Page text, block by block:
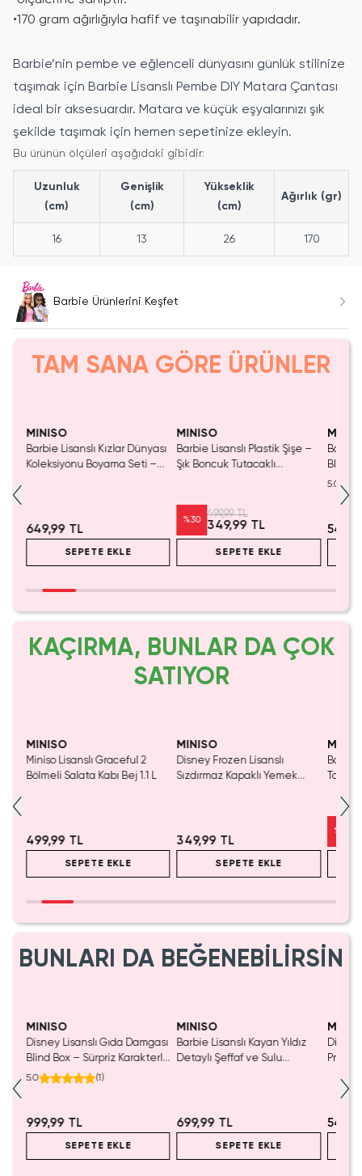
•170 gram ağırlığıyla hafif ve taşınabilir yapıdadır.
Barbie’nin pembe ve eğlenceli dünyasını günlük stilinize
taşımak için Barbie Lisanslı Pembe DIY Matara Çantası
ideal bir aksesuardır. Matara ve küçük eşyalarınızı şık
şekilde taşımak için hemen sepetinize ekleyin.
Bu ürünün ölçüleri aşağıdaki gibidir:
Uzunluk
(cm)
Genişlik
(cm)
Yükseklik
(cm)
Ağırlık (gr)
16 13 26 170
Barbie Ürünlerini Keşfet
TAM SANA GÖRE ÜRÜNLER
MINISO
Barbie Lisanslı Kızlar Dünyası
Koleksiyonu Boyama Seti –
649,99 TL
SEPETE EKLE
MINISO
Barbie Lisanslı Plastik Şişe –
Şık Boncuk Tutacaklı
%30
499,99 TL
349,99 TL
SEPETE EKLE
Barbie
Blind
5.0
KAÇIRMA, BUNLAR DA ÇOK
SATIYOR
MINISO
Miniso Lisanslı Graceful 2
Bölmeli Salata Kabı Bej 1.1 L
499,99 TL
SEPETE EKLE
MINISO
Disney Frozen Lisanslı
Sızdırmaz Kapaklı Yemek
349,99 TL
SEPETE EKLE
Barbie
%
BUNLARI DA BEĞENEBİLİRSİN
MINISO
Disney Lisanslı Gıda Damgası
Blind Box – Sürpriz Karakterli
Eğlenceli Sunum
5.0 (1)
999,99 TL
SEPETE EKLE
MINISO
Barbie Lisanslı Kayan Yıldız
Detaylı Şeffaf ve Sulu
699,99 TL
SEPETE EKLE
Disney